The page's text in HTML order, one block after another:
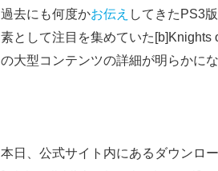
過去にも何度かお伝え してきたPS3
素として注目を集めていた
の大型コンテンツの詳細が明らかに
本日、公式サイト内にあるダウンロ